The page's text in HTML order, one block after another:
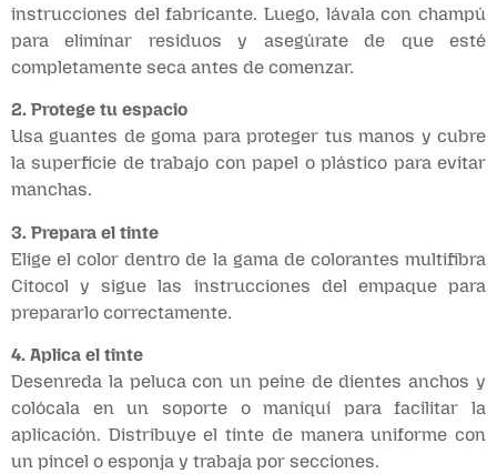
instrucciones del fabricante. Luego, lávala con champú
para eliminar residuos y asegúrate de que esté
completamente seca antes de comenzar.
2. Protege tu espacio
Usa guantes de goma para proteger tus manos y cubre
la superficie de trabajo con papel o plástico para evitar
manchas.
3. Prepara el tinte
Elige el color dentro de la gama de colorantes multifibra
Citocol y sigue las instrucciones del empaque para
prepararlo correctamente.
4. Aplica el tinte
Desenreda la peluca con un peine de dientes anchos y
colócala en un soporte o maniquí para facilitar la
aplicación. Distribuye el tinte de manera uniforme con
un pincel o esponja y trabaja por secciones.